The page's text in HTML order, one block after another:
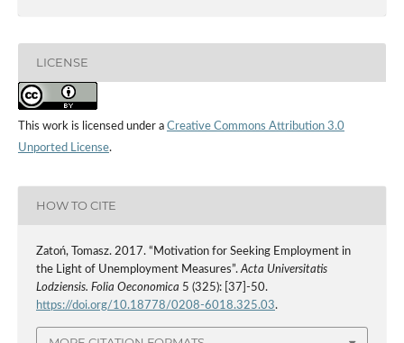
LICENSE
This work is licensed under a Creative Commons Attribution 3.0
Unported License.
HOW TO CITE
Zatoń, Tomasz. 2017. “Motivation for Seeking Employment in
the Light of Unemployment Measures”.Acta Universitatis
Lodziensis. Folia Oeconomica 5 (325): [37]-50.
https://doi.org/10.18778/0208-6018.325.03.